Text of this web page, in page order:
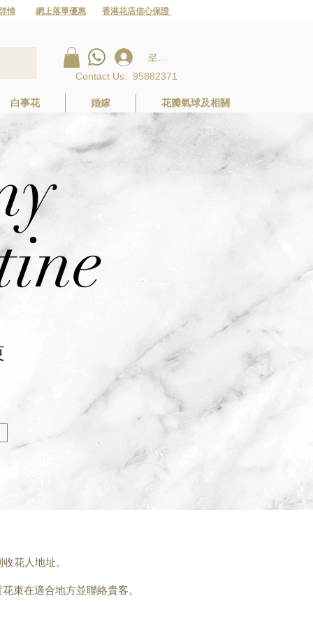
情 網上落單優惠 香港花店信心保證
로그인
Contact Us: 95882371
白事花 婚嫁 花瓣氣球及相關
花人地址。
束在適合地方並聯絡貴客。